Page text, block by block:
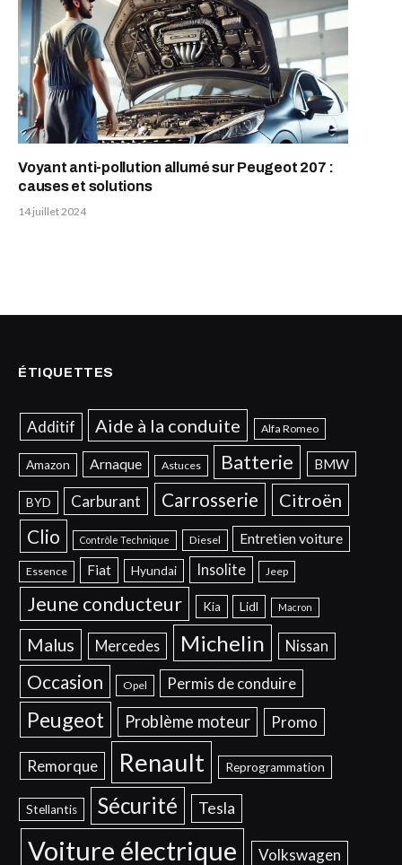
Voyant anti-pollution allumé sur Peugeot 207 :
causes et solutions
14 juillet 2024
ÉTIQUETTES
Additif Aide à la conduite Alfa Romeo
Amazon Arnaque Astuces Batterie BMW
BYD Carburant Carrosserie Citroën
Clio Contrôle Technique Diesel Entretien voiture
Essence Fiat Hyundai Insolite Jeep
Jeune conducteur Kia Lidl Macron
Malus Mercedes Michelin Nissan
Occasion Opel Permis de conduire
Peugeot Problème moteur Promo
Remorque Renault Reprogrammation
Stellantis Sécurité Tesla
Voiture électrique Volkswagen